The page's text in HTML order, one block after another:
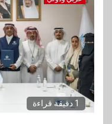
1 دقيقة قراءة